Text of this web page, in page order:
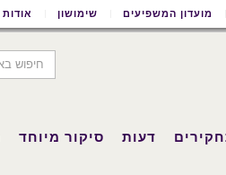
מועדון המשפיעים שימושון אודות
דעות סיקור מיוחד